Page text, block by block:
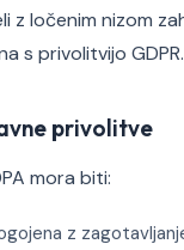
z ločenim nizom
s privolitvijo GDPR.
privolitve
mora biti:
z